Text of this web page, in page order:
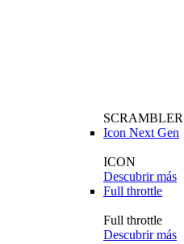
SCRAMBLER
Icon Next Gen
ICON
Descubrir más
Full throttle
Full throttle
Descubrir más